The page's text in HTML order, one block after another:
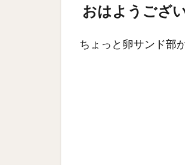
おはようござ
ちょっと卵サンド部